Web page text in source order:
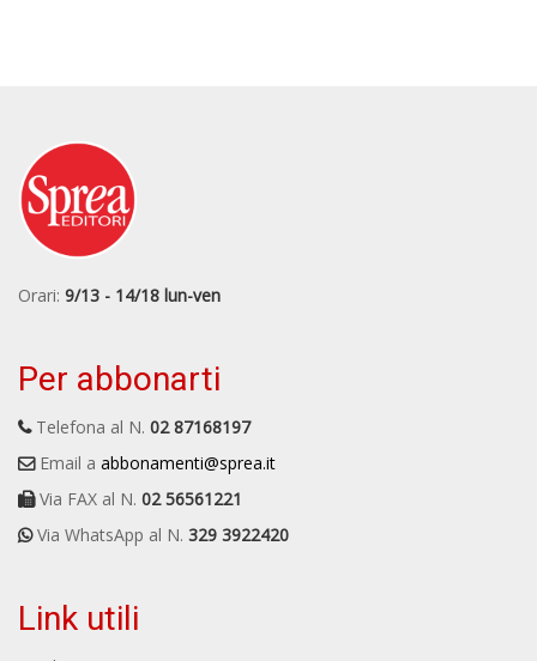
Orari: 9/13 - 14/18 lun-ven
Per abbonarti
Telefona al N. 02 87168197
Email a abbonamenti@sprea.it
Via FAX al N. 02 56561221
Via WhatsApp al N. 329 3922420
Link utili